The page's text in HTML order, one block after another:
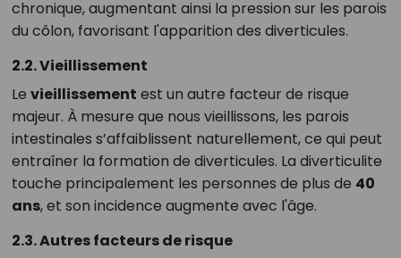
chronique, augmentant ainsi la pression sur les parois
du côlon, favorisant l'apparition des diverticules.
2.2. Vieillissement
Le vieillissement est un autre facteur de risque
majeur. À mesure que nous vieillissons, les parois
intestinales s’affaiblissent naturellement, ce qui peut
entraîner la formation de diverticules. La diverticulite
touche principalement les personnes de plus de 40
ans, et son incidence augmente avec l'âge.
2.3. Autres facteurs de risque